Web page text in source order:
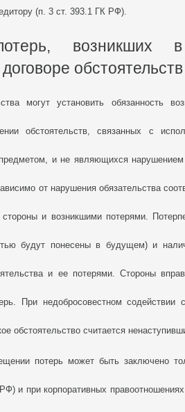
(п. 3 ст. 393.1 ГК РФ).
возникших
могут установить обязанность
обстоятельств, связанных с
предметом, и не являющихся
от нарушения обязательства
и возникшими потерями.
будут понесены в будущем) и
и ее потерями. Стороны
При недобросовестном содействии
обстоятельство считается
потерь может быть заключено
и при корпоративных